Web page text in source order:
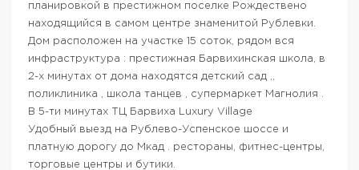
планировкой в престижном поселке Рождествено
находящийся в самом центре знаменитой Рублевки.
Дом расположен на участке 15 соток, рядом вся
инфраструктура : престижная Барвихинская школа, в
2-х минутах от дома находятся детский сад ,,
поликлиника , школа танцев , супермаркет Магнолия .
В 5-ти минутах ТЦ Барвиха Luxury Village
Удобный выезд на Рублево-Успенское шоссе и
платную дорогу до Мкад . рестораны, фитнес-центры,
торговые центры и бутики.